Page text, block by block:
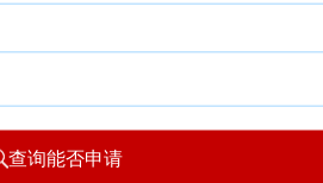
查询能否申请